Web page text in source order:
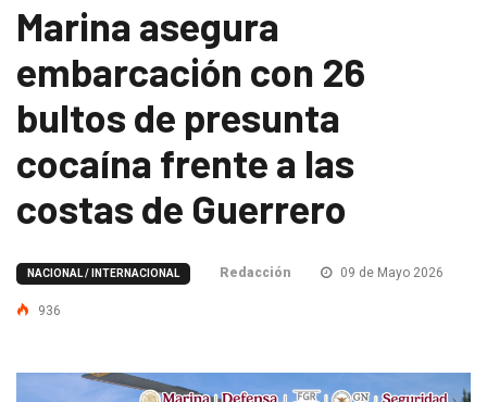
Marina asegura
embarcación con 26
bultos de presunta
cocaína frente a las
costas de Guerrero
NACIONAL / INTERNACIONAL Redacción 09 de Mayo 2026
936